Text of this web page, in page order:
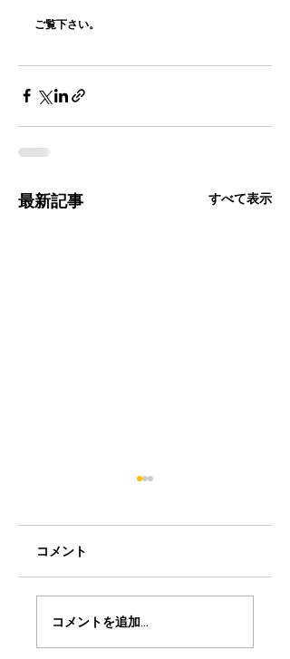
ご覧下さい。
最新記事 すべて表示
園でサイエンスショ
ー！
コメント
コメントを追加…